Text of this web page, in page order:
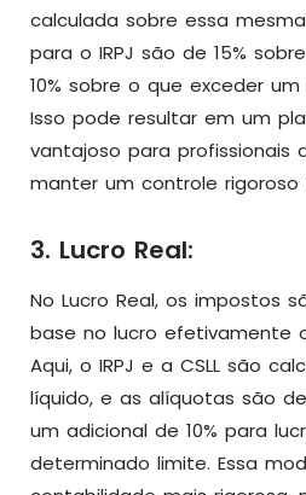
calculada sobre essa
para o IRPJ são de 15%
10% sobre o que exceder
Isso pode resultar em um
vantajoso para profissionais
manter um controle rigoroso
3. Lucro Real:
No Lucro Real, os impostos
base no lucro efetivamente
Aqui, o IRPJ e a CSLL são
líquido, e as alíquotas são de
um adicional de 10% para
determinado limite. Essa